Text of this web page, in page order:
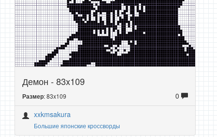
Демон - 83x109
Размер: 83x109
0
xxkmsakura
Большие японские кроссворды